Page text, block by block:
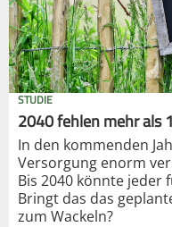
STUDIE
2040 fehlen mehr als
In den kommenden
Versorgung enorm
Bis 2040 könnte jeder
Bringt das das
zum Wackeln?